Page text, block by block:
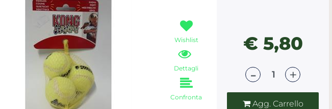
Wishlist
Dettagli
Confronta
€ 5,80
Quantità
Agg. Carrello